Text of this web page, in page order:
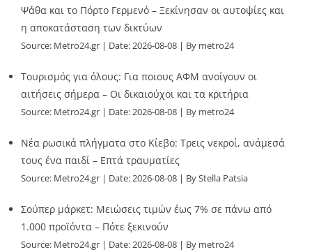
Ψάθα και το Πόρτο Γερμενό – Ξεκίνησαν οι αυτοψίες και
η αποκατάσταση των δικτύων
Source: Metro24.gr Date: 2026-08-08 By metro24
Τουρισμός για όλους: Για ποιους ΑΦΜ ανοίγουν οι
αιτήσεις σήμερα – Οι δικαιούχοι και τα κριτήρια
Source: Metro24.gr Date: 2026-08-08 By metro24
Νέα ρωσικά πλήγματα στο Κίεβο: Τρεις νεκροί, ανάμεσά
τους ένα παιδί – Επτά τραυματίες
Source: Metro24.gr Date: 2026-08-08 By Stella Patsia
Σούπερ μάρκετ: Μειώσεις τιμών έως 7% σε πάνω από
1.000 προϊόντα – Πότε ξεκινούν
Source: Metro24.gr Date: 2026-08-08 By metro24